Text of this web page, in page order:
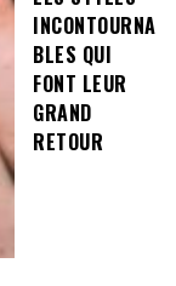
INCONTOURNA
BLES QUI
FONT LEUR
GRAND
RETOUR